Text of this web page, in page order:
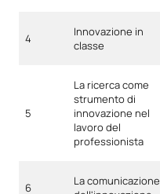
4
Innovazione in
classe
5
La ricerca come
strumento di
innovazione nel
lavoro del
professionista
6
La comunicazione